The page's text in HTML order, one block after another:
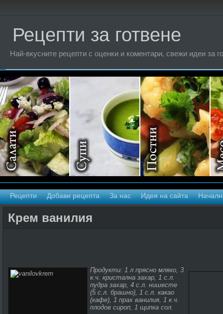
Рецепти за готвене
Най-вкусните рецепти с оценки и коментари, свежи идеи за
Рецепти Добави рецепта За нас Идея на сайта
Крем ванилия
Продукти: 1 л прясно мляко, 3
к.ч. кристална захар, 1 с.л.
пудра захар, 4 с.л. нишесте
(5 с.л. брашно), 1 с.л. какао
(кафе), 1 прах ванилия, 1 к.ч.
плодов сироп, 1 щипка сол.